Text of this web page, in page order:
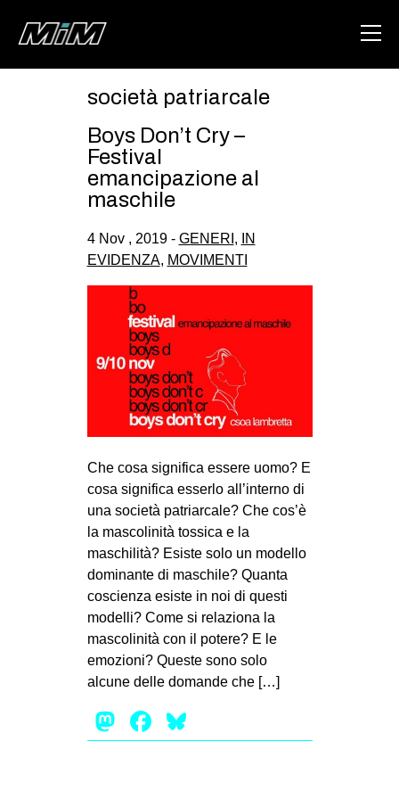
ABOUT
GAZA FREESTYLE
CSOA LAMBRETTA
STUDENTI TSUNAMI
ZAM
MILANO
MOBILITAZIONI
SPAZI
SPORT POPOLARE
MOVIMENTI
AMBIENTE
ANTIFASCISMO
GENERI
MIGRAZIONI
PRECARIATO
società patriarcale
Boys Don’t Cry –
Festival
emancipazione al
maschile
4 Nov , 2019 - GENERI ,
IN
EVIDENZA, MOVIMENTI
Che cosa significa essere uomo? E
cosa significa esserlo all’interno di
una società patriarcale? Che cos’è
la mascolinità tossica e la
maschilità? Esiste solo un modello
dominante di maschile? Quanta
coscienza esiste in noi di questi
modelli? Come si relaziona la
mascolinità con il potere? E le
emozioni? Queste sono solo
alcune delle domande che […]
Mastodon
Facebook